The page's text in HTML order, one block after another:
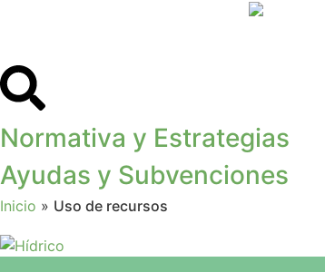
Normativa y Estrategias
Ayudas y Subvenciones
Inicio » Uso de recursos